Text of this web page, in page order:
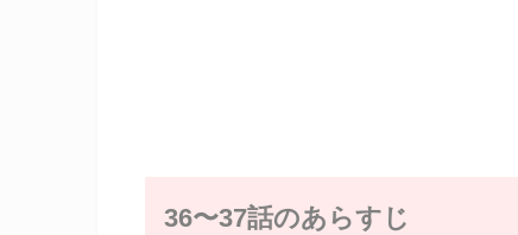
36〜37話のあらすじ